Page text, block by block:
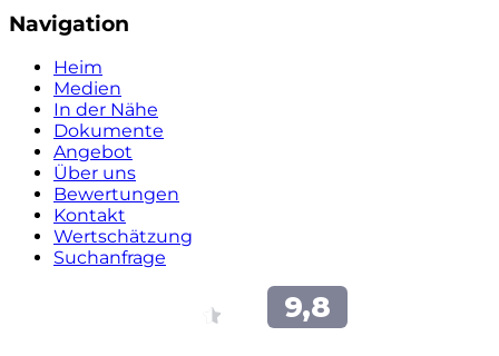
Navigation
Heim
Medien
In der Nähe
Dokumente
Angebot
Über uns
Bewertungen
Kontakt
Wertschätzung
Suchanfrage